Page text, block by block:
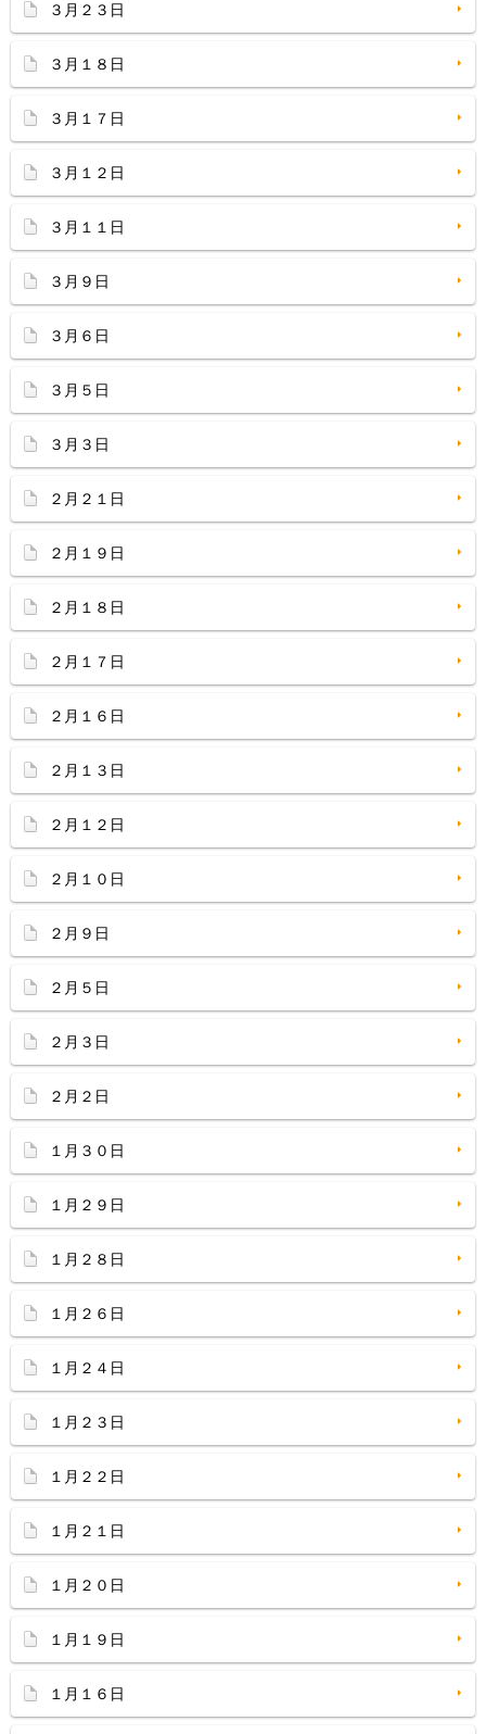
３月２３日
３月１８日
３月１７日
３月１２日
３月１１日
３月９日
３月６日
３月５日
３月３日
２月２１日
２月１９日
２月１８日
２月１７日
２月１６日
２月１３日
２月１２日
２月１０日
２月９日
２月５日
２月３日
２月２日
１月３０日
１月２９日
１月２８日
１月２６日
１月２４日
１月２３日
１月２２日
１月２１日
１月２０日
１月１９日
１月１６日